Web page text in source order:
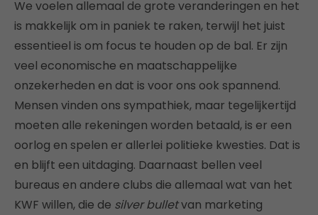
We voelen allemaal de grote veranderingen en het
is makkelijk om in paniek te raken, terwijl het juist
essentieel is om focus te houden op de bal. Er zijn
veel economische en maatschappelijke
onzekerheden en dat is voor ons ook spannend.
Mensen vinden ons sympathiek, maar tegelijkertijd
moeten alle rekeningen worden betaald, is er een
oorlog en spelen er allerlei politieke kwesties. Dat is
en blijft een uitdaging. Daarnaast bellen veel
bureaus en andere clubs die allemaal wat van het
KWF willen, die de silver bulletvan marketing